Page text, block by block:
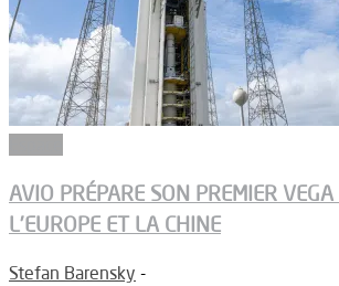
AVIO PRÉPARE SON PREMIER
L’EUROPE ET LA CHINE
Stefan Barensky -